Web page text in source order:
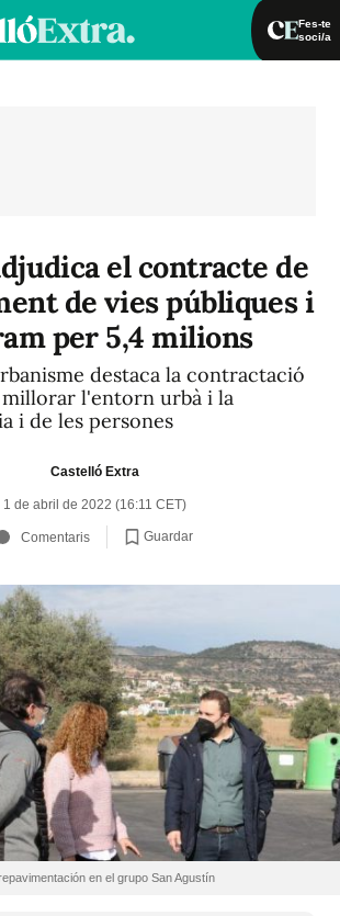
Fes-te
soci/a
el contracte de
de vies públiques i
per 5,4 milions
destaca la contractació
l'entorn urbà i la
i de les persones
Castelló Extra
1 de abril de 2022 (16:11 CET)
Comentaris Guardar
en el grupo San Agustín